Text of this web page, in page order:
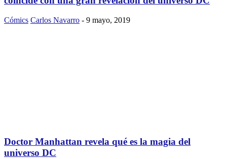
Cómics Carlos Navarro - 9 mayo, 2019
Doctor Manhattan revela qué es la magia del
universo DC